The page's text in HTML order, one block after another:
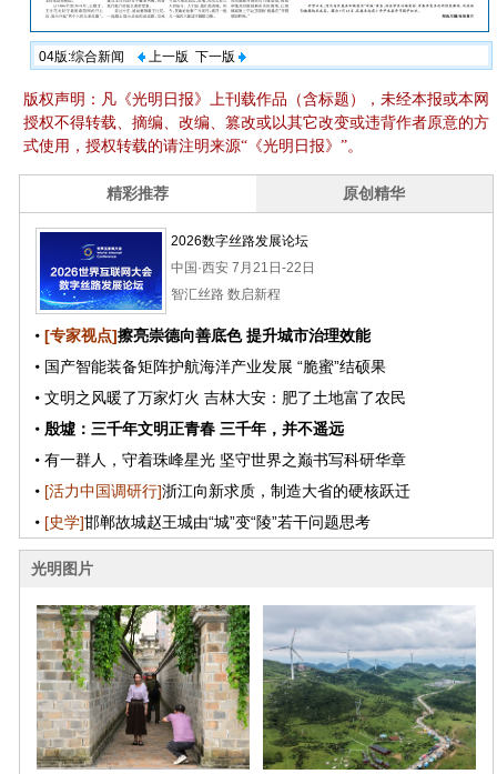
04版:综合新闻 上一版 下一版
版权声明：凡《光明日报》上刊载作品（含标题），未经本报或本网
授权不得转载、摘编、改编、篡改或以其它改变或违背作者原意的方
式使用，授权转载的请注明来源“《光明日报》”。